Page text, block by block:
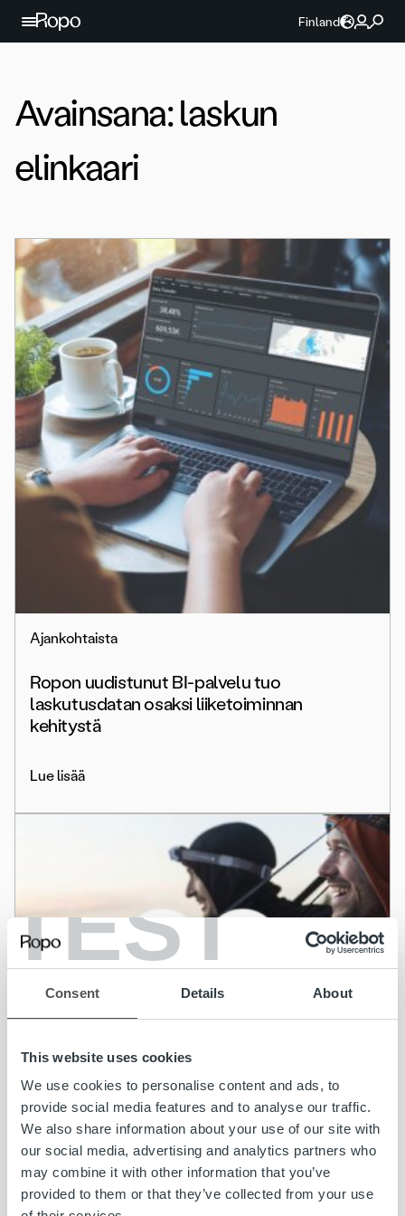
TEST
Consent Details About
This website uses cookies
We use cookies to personalise content and ads, to
provide social media features and to analyse our traffic.
We also share information about your use of our site with
our social media, advertising and analytics partners who
may combine it with other information that you’ve
provided to them or that they’ve collected from your use
Jatka sisältöön
Finland
Avainsana:laskun
elinkaari
Ajankohtaista
Ropon uudistunut BI-palvelu tuo
laskutusdatan osaksi liiketoiminnan
kehitystä
Lue lisää